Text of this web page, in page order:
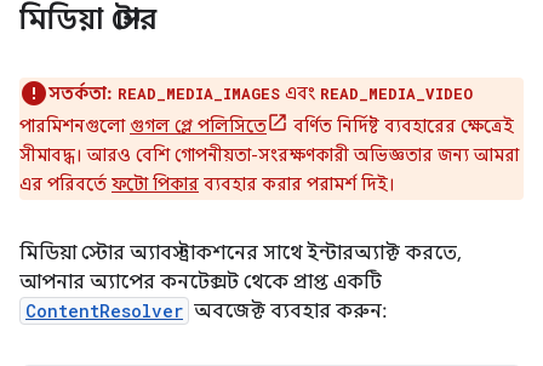
মিডিয়া স্টোর
সতর্কতা: READ_MEDIA_IMAGES এবং READ_MEDIA_VIDEO
পারমিশনগুলো গুগল প্লে পলিসিতে
বর্ণিত নির্দিষ্ট ব্যবহারের ক্ষেত্রেই
সীমাবদ্ধ। আরও বেশি গোপনীয়তা-সংরক্ষণকারী অভিজ্ঞতার জন্য আমরা
এর পরিবর্তে ফটো পিকার ব্যবহার করার পরামর্শ দিই।
মিডিয়া স্টোর অ্যাবস্ট্রাকশনের সাথে ইন্টারঅ্যাক্ট করতে,
আপনার অ্যাপের কনটেক্সট থেকে প্রাপ্ত একটি
ContentResolver অবজেক্ট ব্যবহার করুন: